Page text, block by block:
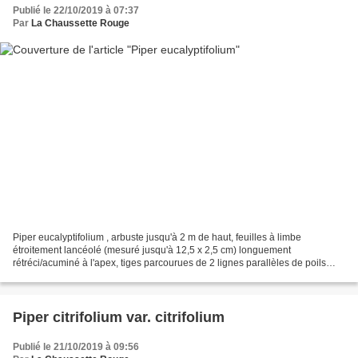
Publié le 22/10/2019 à 07:37
Par La Chaussette Rouge
Piper eucalyptifolium , arbuste jusqu'à 2 m de haut, feuilles à limbe
étroitement lancéolé (mesuré jusqu'à 12,5 x 2,5 cm) longuement
rétréci/acuminé à l'apex, tiges parcourues de 2 lignes parallèles de poils
Piper citrifolium var. citrifolium
Publié le 21/10/2019 à 09:56